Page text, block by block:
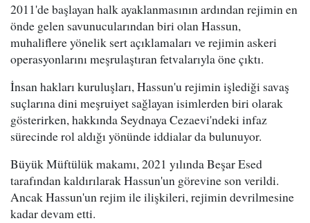
2011'de başlayan halk ayaklanmasının ardından rejimin en
önde gelen savunucularından biri olan Hassun,
muhaliflere yönelik sert açıklamaları ve rejimin askeri
operasyonlarını meşrulaştıran fetvalarıyla öne çıktı.
İnsan hakları kuruluşları, Hassun'u rejimin işlediği savaş
suçlarına dini meşruiyet sağlayan isimlerden biri olarak
gösterirken, hakkında Seydnaya Cezaevi'ndeki infaz
sürecinde rol aldığı yönünde iddialar da bulunuyor.
Büyük Müftülük makamı, 2021 yılında Beşar Esed
tarafından kaldırılarak Hassun'un görevine son verildi.
Ancak Hassun'un rejim ile ilişkileri, rejimin devrilmesine
kadar devam etti.